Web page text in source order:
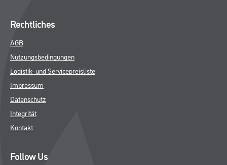
Rechtliches
AGB
Nutzungsbedingungen
Logistik- und Servicepreisliste
Impressum
Datenschutz
Integrität
Kontakt
Follow Us